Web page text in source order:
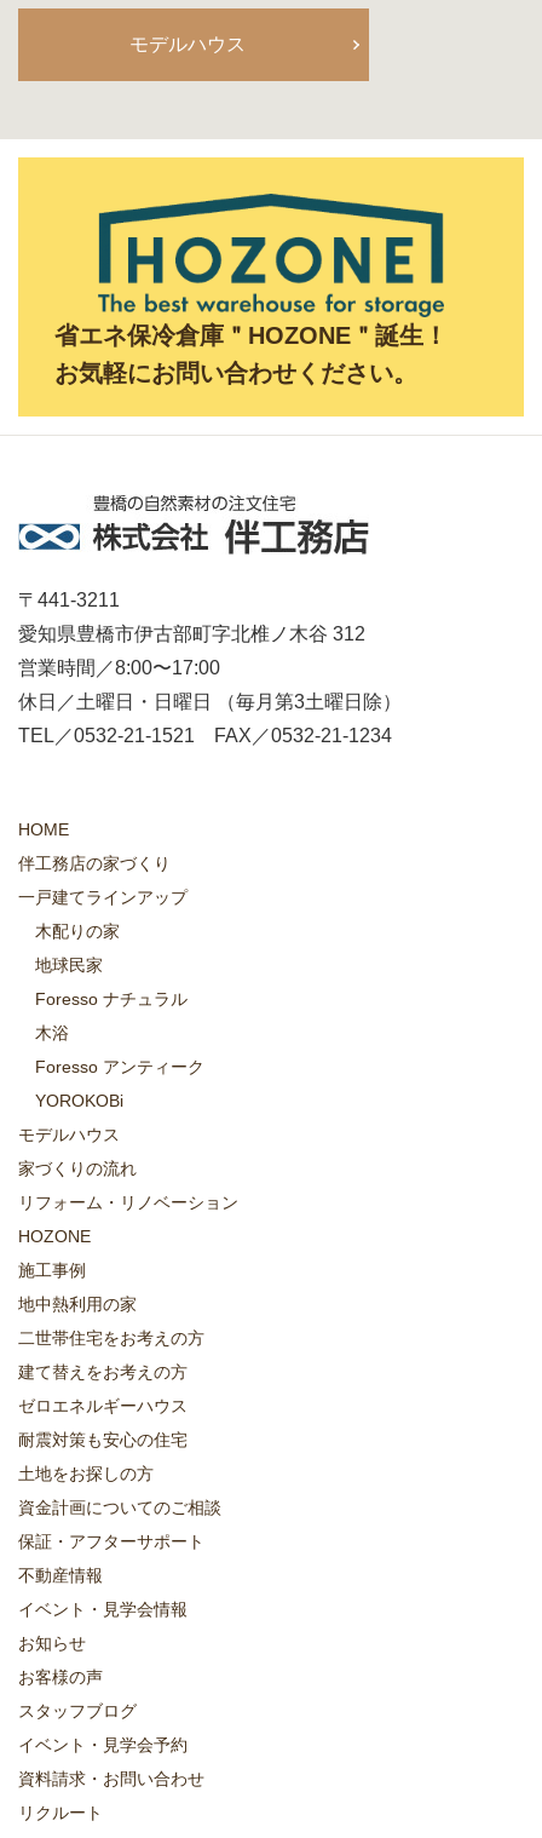
モデルハウス
省エネ保冷倉庫＂HOZONE＂誕生！
お気軽にお問い合わせください。
〒441-3211
愛知県豊橋市伊古部町字北椎ノ木谷 312
営業時間／8:00〜17:00
休日／土曜日・日曜日 （毎月第3土曜日除）
TEL／0532-21-1521 FAX／0532-21-1234
HOME
伴工務店の家づくり
一戸建てラインアップ
木配りの家
地球民家
Foresso ナチュラル
木浴
Foresso アンティーク
YOROKOBi
モデルハウス
家づくりの流れ
リフォーム・リノベーション
HOZONE
施工事例
地中熱利用の家
二世帯住宅をお考えの方
建て替えをお考えの方
ゼロエネルギーハウス
耐震対策も安心の住宅
土地をお探しの方
資金計画についてのご相談
保証・アフターサポート
不動産情報
イベント・見学会情報
お知らせ
お客様の声
スタッフブログ
イベント・見学会予約
資料請求・お問い合わせ
リクルート